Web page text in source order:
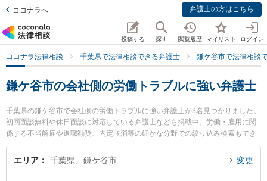
ココナラへ 弁護士の方はこちら
投稿する 探す 閲覧履歴 マイリスト ログイン
ココナラ法律相談 千葉県で法律相談できる弁護士 鎌ケ谷市で法律相談
鎌ケ谷市の会社側の労働トラブルに強い弁護士
千葉県の鎌ケ谷市で会社側の労働トラブルに強い弁護士が3名見つかりました。
初回面談無料や休日面談に対応している弁護士なども掲載中。労働・雇用に関
係する不当解雇や退職勧奨、内定取消等の細かな分野での絞り込み検索もでき
便利です。特にかまがや総合法律事務所の奧村 裕子弁護士やかまがや総合法律
事務所の新川 雄斗弁護士、かまがや総合法律事務所の塚谷 祐貴弁護士のプロフ
エリア 千葉県、鎌ケ谷市 変更